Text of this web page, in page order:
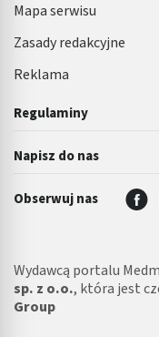
Regulaminy
Napisz do nas
Mapa serwisu
Zasady redakcyjne
Reklama
Obserwuj nas
Wydawcą portalu
sp. z o.o., która jest
Group